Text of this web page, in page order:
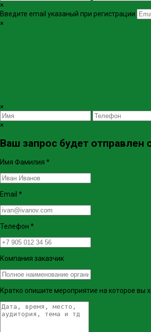
×
Введите email указаный при регистрации
×
×
×
Ваш запрос будет отправлен
Имя Фамилия *
Email *
Телефон *
Компания заказчик
Кратко опишите мероприятие на которое вы